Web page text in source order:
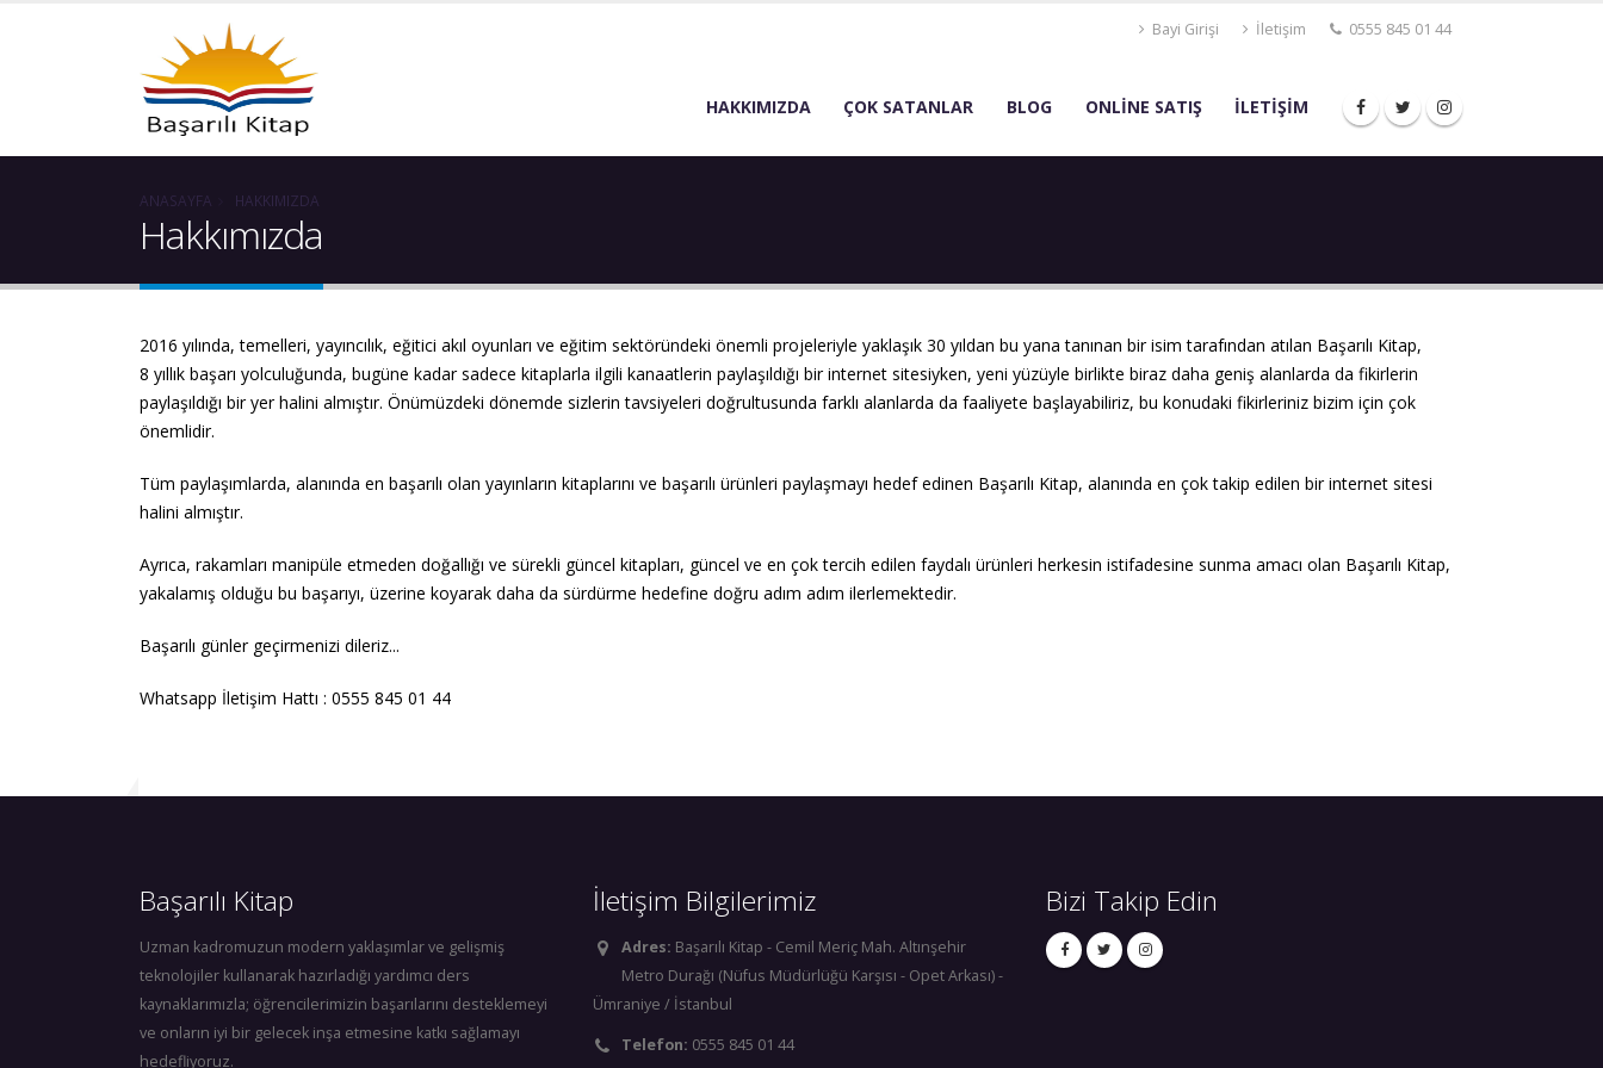
Bayi Girişi İletişim 0555 845 01 44
HAKKIMIZDA ÇOK SATANLAR BLOG ONLİNE SATIŞ İLETİŞİM
ANASAYFA HAKKIMIZDA
Hakkımızda
2016 yılında, temelleri, yayıncılık, eğitici akıl oyunları ve eğitim sektöründeki önemli projeleriyle yaklaşık 30 yıldan bu yana tanınan bir isim tarafından atılan Başarılı Kitap,
8 yıllık başarı yolculuğunda, bugüne kadar sadece kitaplarla ilgili kanaatlerin paylaşıldığı bir internet sitesiyken, yeni yüzüyle birlikte biraz daha geniş alanlarda da fikirlerin
paylaşıldığı bir yer halini almıştır. Önümüzdeki dönemde sizlerin tavsiyeleri doğrultusunda farklı alanlarda da faaliyete başlayabiliriz, bu konudaki fikirleriniz bizim için çok
önemlidir.
Tüm paylaşımlarda, alanında en başarılı olan yayınların kitaplarını ve başarılı ürünleri paylaşmayı hedef edinen Başarılı Kitap, alanında en çok takip edilen bir internet sitesi
halini almıştır.
Ayrıca, rakamları manipüle etmeden doğallığı ve sürekli güncel kitapları, güncel ve en çok tercih edilen faydalı ürünleri herkesin istifadesine sunma amacı olan Başarılı Kitap,
yakalamış olduğu bu başarıyı, üzerine koyarak daha da sürdürme hedefine doğru adım adım ilerlemektedir.
Başarılı günler geçirmenizi dileriz...
Whatsapp İletişim Hattı : 0555 845 01 44
Başarılı Kitap
Uzman kadromuzun modern yaklaşımlar ve gelişmiş
teknolojiler kullanarak hazırladığı yardımcı ders
kaynaklarımızla; öğrencilerimizin başarılarını desteklemeyi
ve onların iyi bir gelecek inşa etmesine katkı sağlamayı
hedefliyoruz.
İletişim Bilgilerimiz
Adres: Başarılı Kitap - Cemil Meriç Mah. Altınşehir
Metro Durağı (Nüfus Müdürlüğü Karşısı - Opet Arkası) -
Ümraniye / İstanbul
Telefon: 0555 845 01 44
Bizi Takip Edin